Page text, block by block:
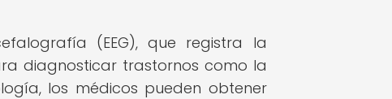
(EEG), que registra la
diagnosticar trastornos como la
los médicos pueden obtener